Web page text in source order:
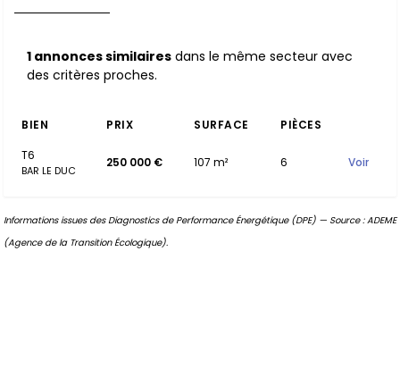
1 annonces similaires dans le même secteur avec
des critères proches.
BIEN PRIX SURFACE
PIÈCES
T6
BAR LE DUC
250 000 € 107 m² 6 Voir
Informations issues des Diagnostics de Performance Énergétique (DPE) — Source : ADEME
(Agence de la Transition Écologique).